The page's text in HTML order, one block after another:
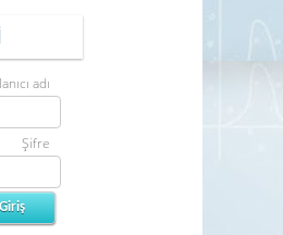
adı
Şifre